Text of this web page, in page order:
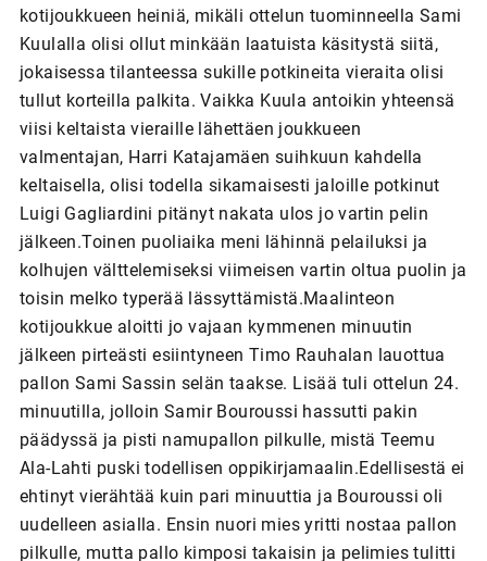
kotijoukkueen heiniä, mikäli ottelun tuominneella Sami
Kuulalla olisi ollut minkään laatuista käsitystä siitä,
jokaisessa tilanteessa sukille potkineita vieraita olisi
tullut korteilla palkita. Vaikka Kuula antoikin yhteensä
viisi keltaista vieraille lähettäen joukkueen
valmentajan, Harri Katajamäen suihkuun kahdella
keltaisella, olisi todella sikamaisesti jaloille potkinut
Luigi Gagliardini pitänyt nakata ulos jo vartin pelin
jälkeen.Toinen puoliaika meni lähinnä pelailuksi ja
kolhujen välttelemiseksi viimeisen vartin oltua puolin ja
toisin melko typerää lässyttämistä.Maalinteon
kotijoukkue aloitti jo vajaan kymmenen minuutin
jälkeen pirteästi esiintyneen Timo Rauhalan lauottua
pallon Sami Sassin selän taakse. Lisää tuli ottelun 24.
minuutilla, jolloin Samir Bouroussi hassutti pakin
päädyssä ja pisti namupallon pilkulle, mistä Teemu
Ala-Lahti puski todellisen oppikirjamaalin.Edellisestä ei
ehtinyt vierähtää kuin pari minuuttia ja Bouroussi oli
uudelleen asialla. Ensin nuori mies yritti nostaa pallon
pilkulle, mutta pallo kimposi takaisin ja pelimies tulitti